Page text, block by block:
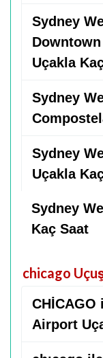
Sydney
Uçakla
Sydney
Sydney
Uçakla
Sydney
Kaç Saat
chicago
CHİCAGO
Airport